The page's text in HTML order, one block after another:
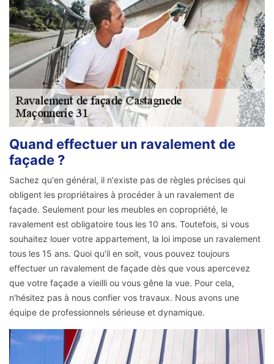
Quand effectuer un ravalement de
façade ?
Sachez qu'en général, il n'existe pas de règles précises qui
obligent les propriétaires à procéder à un ravalement de
façade. Seulement pour les meubles en copropriété, le
ravalement est obligatoire tous les 10 ans. Toutefois, si vous
souhaitez louer votre appartement, la loi impose un ravalement
tous les 15 ans. Quoi qu'il en soit, vous pouvez toujours
effectuer un ravalement de façade dès que vous apercevez
que votre façade a vieilli ou vous gêne la vue. Pour cela,
n'hésitez pas à nous confier vos travaux. Nous avons une
équipe de professionnels sérieuse et dynamique.